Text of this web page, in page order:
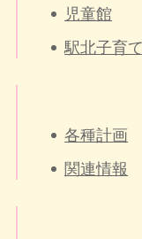
児童館
駅北子育
各種計画
関連情報